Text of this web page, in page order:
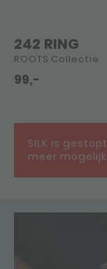
242 RING
ROOTS Collectie
99,-
SILK is
meer